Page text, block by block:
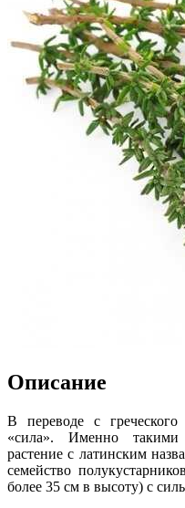
Описание
В переводе с
«сила». Именно такими
растение с латинским
семейство
более 35 см в высоту) с